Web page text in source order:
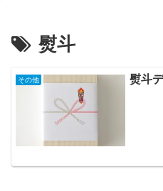
熨斗
その他 熨斗